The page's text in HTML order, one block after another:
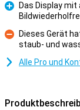
Das Display
Kontra
Dieses Gerät
staub- und
Alle Pro und